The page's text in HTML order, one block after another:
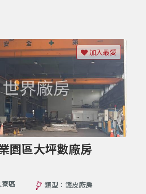
園區大坪數廠房
區
類型：鐵皮廠房
加入最愛